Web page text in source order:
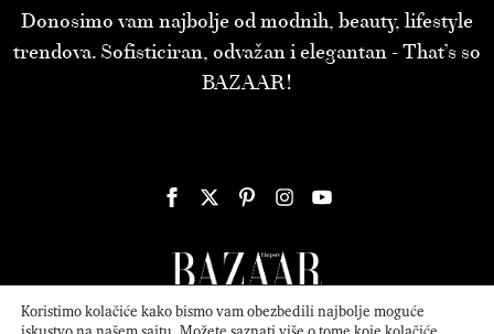
Donosimo vam najbolje od modnih, beauty, lifestyle
trendova. Sofisticiran, odvažan i elegantan - That’s so
BAZAAR!
Koristimo kolačiće kako bismo vam obezbedili najbolje moguće